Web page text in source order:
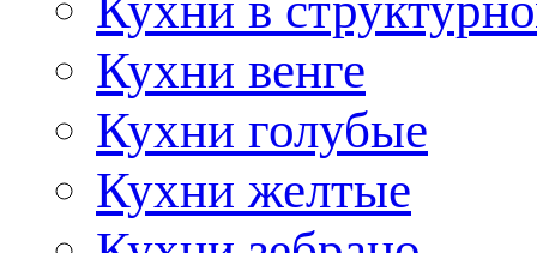
Кухни венге
Кухни голубые
Кухни желтые